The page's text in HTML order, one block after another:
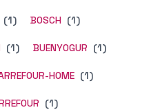
(1) BOSCH (1)
(1) BUENYOGUR (1)
HOME (1)
(1)